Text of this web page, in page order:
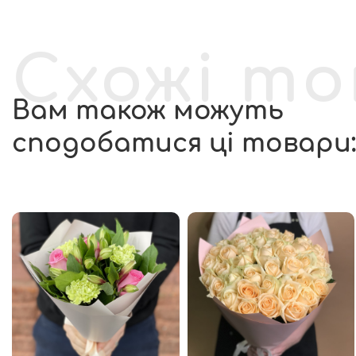
Схожі
Вам також можуть
сподобатися ці товари: